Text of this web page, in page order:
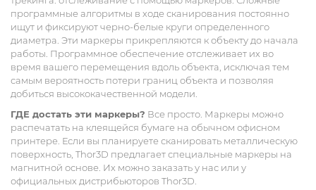
программные алгоритмы в ходе сканирования постоянно
ищут и фиксируют черно-белые круги определенного
диаметра. Эти маркеры прикрепляются к объекту до начала
работы. Программное обеспечение отслеживает их во
время вашего перемещения вдоль объекта, исключая тем
самым вероятность потери границ объекта и позволяя
добиться высококачественной модели.
ГДЕ достать эти маркеры? Все просто. Маркеры можно
распечатать на клеящейся бумаге на обычном офисном
принтере. Если вы планируете сканировать металлическую
поверхность, Thor3D предлагает специальные маркеры на
магнитной основе. Их можно заказать у нас или у
официальных дистрибьюторов Thor3D.